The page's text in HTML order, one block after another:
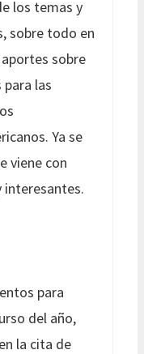
los temas y
sobre todo en
sobre
las
Ya se
viene con
interesantes.
para
del año,
la cita de